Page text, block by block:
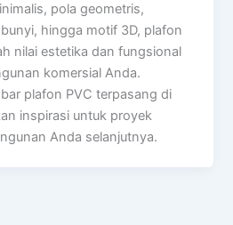
pola geometris,
hingga motif 3D, plafon
nilai estetika dan fungsional
komersial Anda.
plafon PVC terpasang di
inspirasi untuk proyek
Anda selanjutnya.